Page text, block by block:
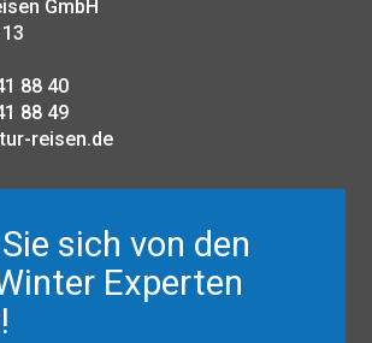
GmbH
88 40
88 49
reisen.de
sich von den
Experten